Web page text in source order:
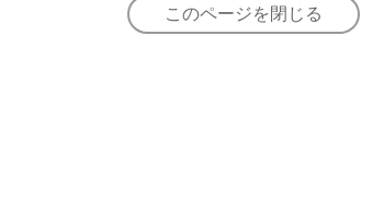
このページを閉じる